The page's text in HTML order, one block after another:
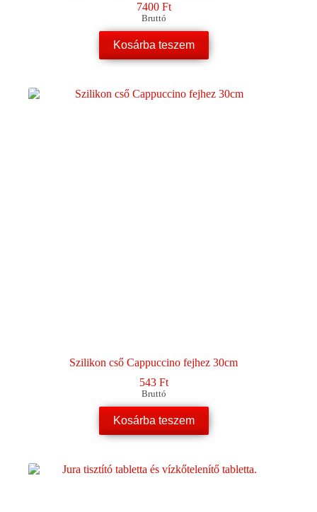
7400 Ft
Bruttó
Kosárba teszem
Szilikon cső Cappuccino fejhez 30cm
543 Ft
Bruttó
Kosárba teszem